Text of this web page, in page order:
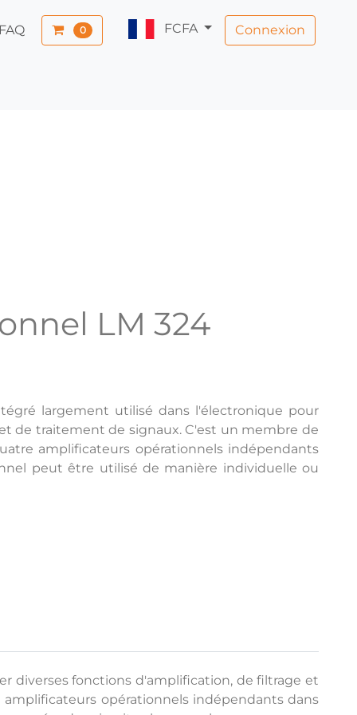
FAQ 0 FCFA Connexion
LM 324
largement utilisé dans l'électronique pour
de traitement de signaux. C'est un membre de
amplificateurs opérationnels indépendants
peut être utilisé de manière individuelle ou
diverses fonctions d'amplification, de filtrage et
opérationnels indépendants dans